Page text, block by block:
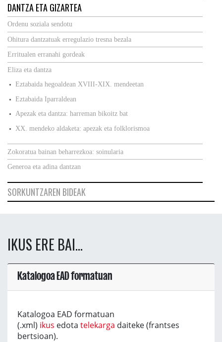
DANTZA ETA GIZARTEA
Ordenu soziala sendotu
Ohitura dantzatuak erregulazio tresna bezala
Erritualen erranahi gordeak
Eliza eta dantza
Eztabaida hegoaldean XVIII-XIX. mendeetan
Eztabaida Iparraldean
Apezak eta dantza: harreman bikoitz bat
XX. mendeko aldaketa: apezak eta folklorismoa
Zokoratua bainan beharrezkoa: soinularia
Generoa eta adina dantzan
SORKUNTZAREN BIDEAK
IKUS ERE BAI...
Katalogoa EAD formatuan
Katalogoa EAD formatuan
(.xml) ikus edota telekarga daiteke (frantses
bertsioan).